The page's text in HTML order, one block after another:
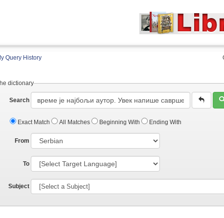
Query History
dictionary
Search
Exact Match All Matches Beginning With Ending With
From
To
Subject